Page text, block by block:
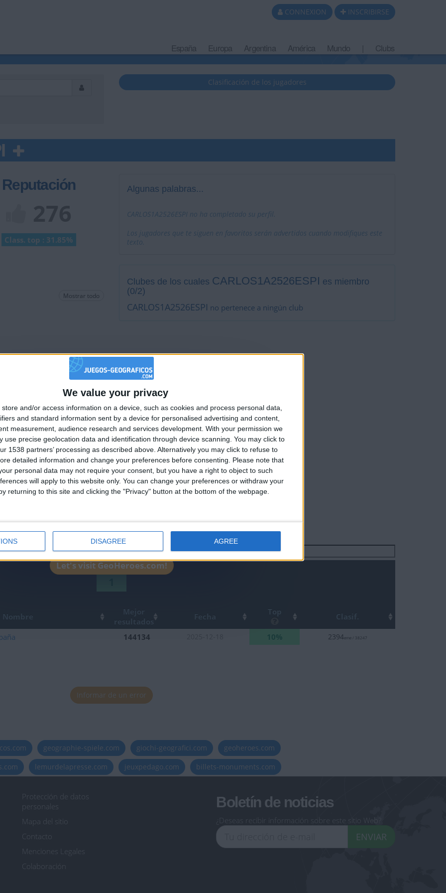
We value your privacy
store and/or access information on a device, such as cookies and process personal data,
and standard information sent by a device for personalised advertising and content,
measurement, audience research and services development. With your permission we
use precise geolocation data and identification through device scanning. You may click to
1538 partners’ processing as described above. Alternatively you may click to refuse to
detailed information and change your preferences before consenting.
Please note that
personal data may not require your consent, but you have a right to object to such
will apply to this website only. You can change your preferences or withdraw your
returning to this site and clicking the "Privacy" button at the bottom of the webpage.
DISAGREE AGREE
CONNEXION INSCRIBIRSE
España Europa Argentina América Mundo Clubs
Clasificación de los jugadores
Reputación
Class. top : 31.85%
Mostrar todo
Algunas palabras...
CARLOS1A2526ESPI no ha completado su perfil.
Los jugadores que te siguen en favoritos serán advertidos cuando modifiques este
texto.
Clubes de los cuales CARLOS1A2526ESPI es miembro
(0/2)
CARLOS1A2526ESPI no pertenece a ningún club
Buscar:
Nombre
Mejor
resultados
Fecha Top Clasif.
144134 10% 2394eme / 38247
Informar de un error
geographie-spiele.com giochi-geografici.com
geoheroes.com
lemurdelapresse.com jeuxpedago.com billets-monuments.com
Protección de datos
personales
Mapa del sitio
Contacto
Menciones Legales
Colaboración
Boletín de noticias
¿Deseas recibir información sobre este sitio Web?
ENVIAR
🇺🇸 We noticed you’re visiting from
an English-speaking country
Join our American version now and be among
the firsts to submit your score on our
leaderboards!
Let's visit GeoHeroes.com!